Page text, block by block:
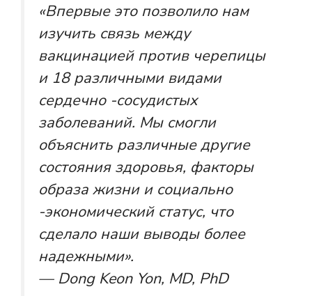
«Впервые это позволило нам
изучить связь между
вакцинацией против черепицы
и 18 различными видами
сердечно -сосудистых
заболеваний. Мы смогли
объяснить различные другие
состояния здоровья, факторы
образа жизни и социально
-экономический статус, что
сделало наши выводы более
надежными».
— Dong Keon Yon, MD, PhD